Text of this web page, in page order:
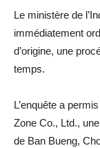
Le ministère de
immédiatement
d’origine, une
temps.
L’enquête a
Zone Co., Ltd.,
de Ban Bueng,